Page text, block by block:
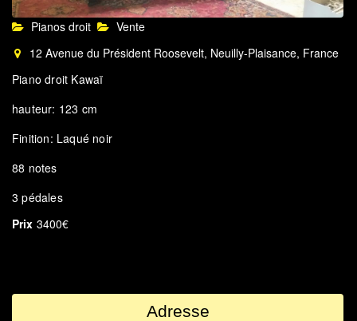
Pianos droit
Vente
12 Avenue du Président Roosevelt, Neuilly-Plaisance, France
Piano droit Kawaï
hauteur: 123 cm
Finition: Laqué noir
88 notes
3 pédales
Prix 3400€
Adresse